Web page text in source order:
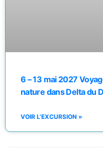
6 – 13 mai 2027
nature dans Delta du
VOIR L'EXCURSION »